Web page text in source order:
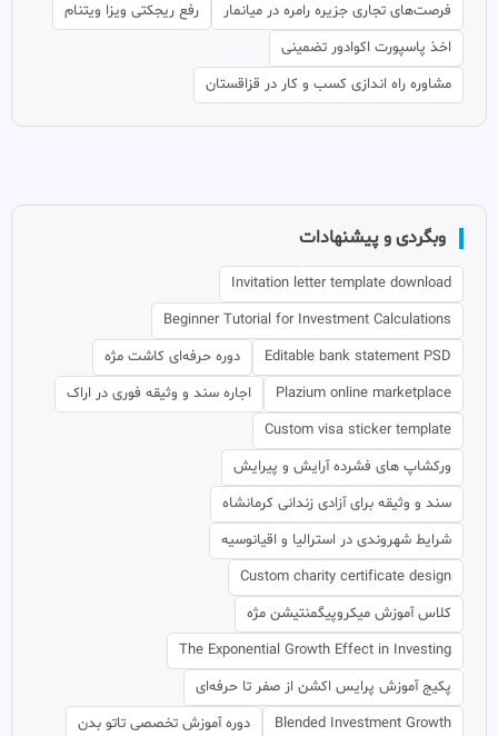
فرصت‌های تجاری جزیره رامره در میانمار
رفع ریجکتی ویزا ویتنام
اخذ پاسپورت اکوادور تضمینی
مشاوره راه اندازی کسب و کار در قزاقستان
وبگردی و پیشنهادات
Invitation letter template download
Beginner Tutorial for Investment Calculations
Editable bank statement PSD
دوره حرفه‌ای کاشت مژه
Plazium online marketplace
اجاره سند و وثیقه فوری در اراک
Custom visa sticker template
ورکشاپ های فشرده آرایش و پیرایش
سند و وثیقه برای آزادی زندانی کرمانشاه
شرایط شهروندی در استرالیا و اقیانوسیه
Custom charity certificate design
کلاس آموزش میکروپیگمنتیشن مژه
The Exponential Growth Effect in Investing
پکیج آموزش پرایس اکشن از صفر تا حرفه‌ای
Blended Investment Growth
دوره آموزش تخصصی تاتو بدن